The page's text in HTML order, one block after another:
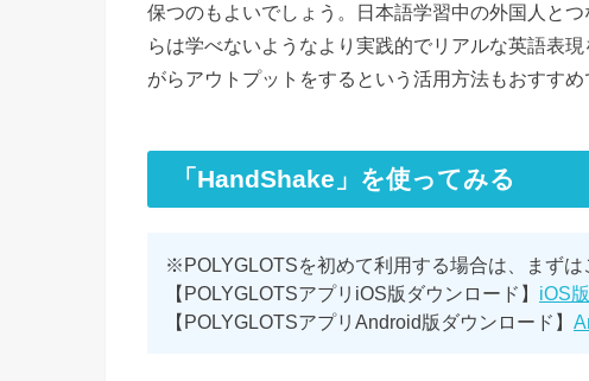
保つのもよいでしょう。日本語学習中の外国人と
らは学べないようなより実践的でリアルな英語表
がらアウトプットをするという活用方法もおすすめ
「HandShake」を使ってみる
※POLYGLOTSを初めて利用する場合は、まずは
【POLYGLOTSアプリiOS版ダウンロード】 iOS版
【POLYGLOTSアプリAndroid版ダウンロード】